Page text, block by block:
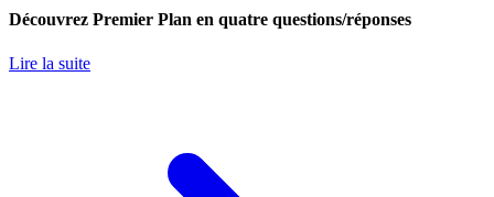
Découvrez Premier Plan en quatre questions/réponses
Lire la suite